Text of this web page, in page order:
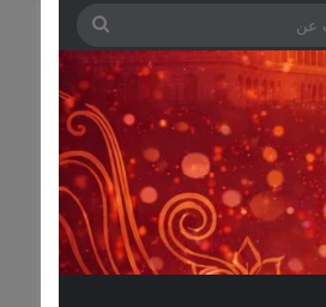
جانبي
عن